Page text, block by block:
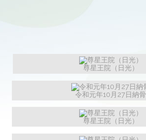
尊星王院（日光）
令和元年10月27日納骨
尊星王院（日光）